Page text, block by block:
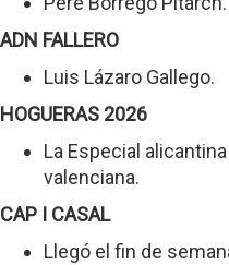
ADN FALLERO
Luis Lázaro Gallego.
HOGUERAS 2026
La Especial
valenciana.
CAP I CASAL
Llegó el fin de